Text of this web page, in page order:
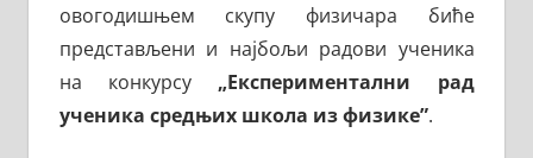
овогодишњем скупу физичара биће
представљени и најбољи радови ученика
на конкурсу „Експериментални рад
ученика средњих школа из физике”.